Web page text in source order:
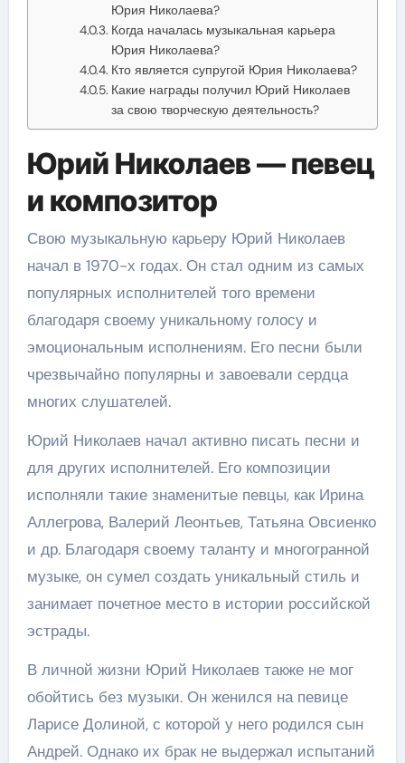
Юрия Николаева?
Когда началась музыкальная карьера
Юрия Николаева?
Кто является супругой Юрия Николаева?
Какие награды получил Юрий Николаев
за свою творческую деятельность?
Юрий Николаев — певец
и композитор
Свою музыкальную карьеру Юрий Николаев
начал в 1970-х годах. Он стал одним из самых
популярных исполнителей того времени
благодаря своему уникальному голосу и
эмоциональным исполнениям. Его песни были
чрезвычайно популярны и завоевали сердца
многих слушателей.
Юрий Николаев начал активно писать песни и
для других исполнителей. Его композиции
исполняли такие знаменитые певцы, как Ирина
Аллегрова, Валерий Леонтьев, Татьяна Овсиенко
и др. Благодаря своему таланту и многогранной
музыке, он сумел создать уникальный стиль и
занимает почетное место в истории российской
эстрады.
В личной жизни Юрий Николаев также не мог
обойтись без музыки. Он женился на певице
Ларисе Долиной, с которой у него родился сын
Андрей. Однако их брак не выдержал испытаний